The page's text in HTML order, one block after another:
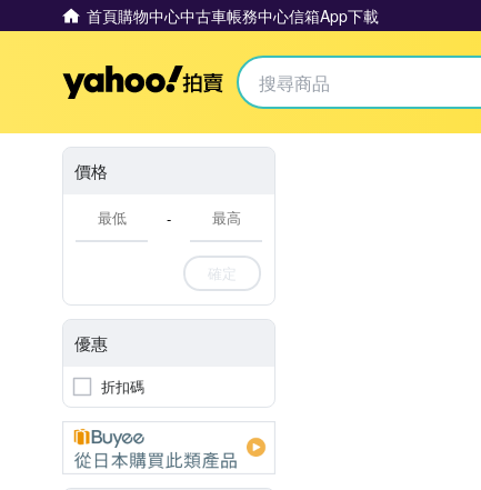
首頁購物中心中古車帳務中心信箱App下載
Yahoo拍賣
價格
-
確定
優惠
折扣碼